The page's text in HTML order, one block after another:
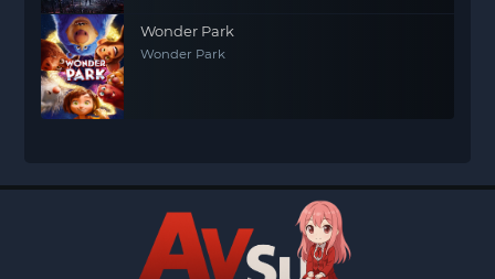
Wonder Park
Wonder Park